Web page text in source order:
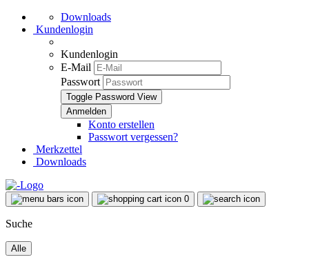
Downloads
Kundenlogin
Kundenlogin
E-Mail
Passwort
Toggle Password View
Konto erstellen
Passwort vergessen?
Merkzettel
Downloads
0
Suche
Alle